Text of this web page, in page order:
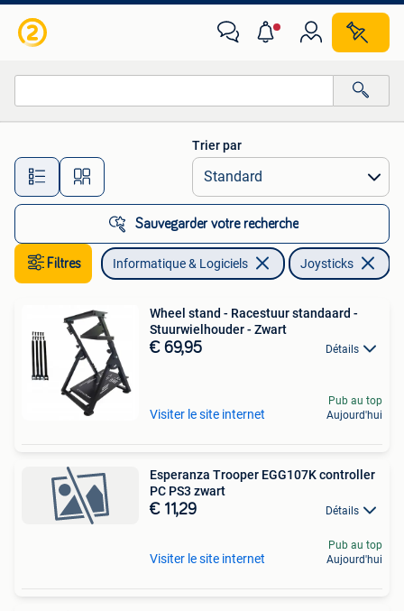
Toutes les distances…
Trier par
Sauvegarder votre recherche
Filtres Informatique & Logiciels Joysticks
Wheel stand - Racestuur standaard -
Stuurwielhouder - Zwart
€ 69,95 Détails
Visiter le site internet
Pub au top
Aujourd'hui
Esperanza Trooper EGG107K controller
PC PS3 zwart
€ 11,29 Détails
Visiter le site internet
Pub au top
Aujourd'hui